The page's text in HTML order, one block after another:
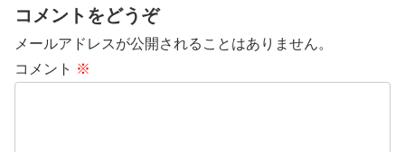
コメントをどうぞ
メールアドレスが公開されることはありません。
コメント ※